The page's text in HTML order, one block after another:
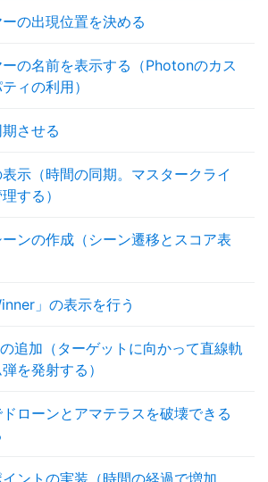
の出現位置を決める
の名前を表示する（Photonのカス
ィの利用）
させる
示（時間の同期。マスタークライ
する）
ーンの作成（シーン遷移とスコア表
」の表示を行う
追加（ターゲットに向かって直線軌
を発射する）
ローンとアマテラスを破壊できる
ントの実装（時間の経過で増加。